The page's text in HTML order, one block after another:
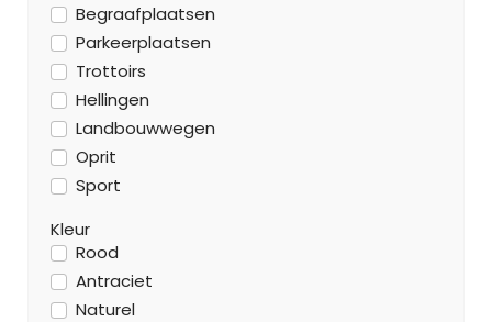
Begraafplaatsen
Parkeerplaatsen
Trottoirs
Hellingen
Landbouwwegen
Oprit
Sport
Kleur
Rood
Antraciet
Naturel